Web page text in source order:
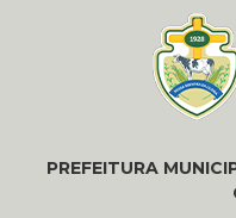
PREFEITURA